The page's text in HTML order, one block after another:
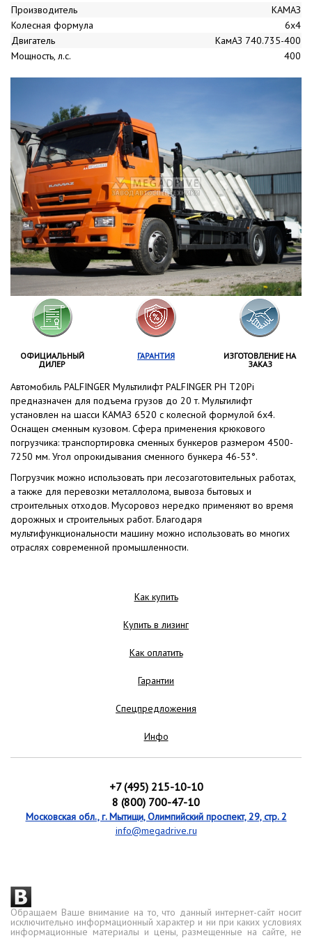
Производитель
КАМАЗ
Колесная формула
6x4
Двигатель
КамАЗ 740.735-400
Мощность, л.с.
400
ОФИЦИАЛЬНЫЙ
ДИЛЕР
ГАРАНТИЯ
ИЗГОТОВЛЕНИЕ НА
ЗАКАЗ
Автомобиль PALFINGER Мультилифт PALFINGER PH T20Pi
предназначен для подъема грузов до 20 т. Мультилифт
установлен на шасси КАМАЗ 6520 с колесной формулой 6x4.
Оснащен сменным кузовом. Сфера применения крюкового
погрузчика: транспортировка сменных бункеров размером 4500-
7250 мм. Угол опрокидывания сменного бункера 46-53°.
Погрузчик можно использовать при лесозаготовительных работах,
а также для перевозки металлолома, вывоза бытовых и
строительных отходов. Мусоровоз нередко применяют во время
дорожных и строительных работ. Благодаря
мультифункциональности машину можно использовать во многих
отраслях современной промышленности.
Как купить
Купить в лизинг
Как оплатить
Гарантии
Спецпредложения
Инфо
+7 (495) 215-10-10
8 (800) 700-47-10
Московская обл., г. Мытищи, Олимпийский проспект, 29, стр. 2
info@megadrive.ru
Обращаем Ваше внимание на то, что данный интернет-сайт носит
исключительно информационный характер и ни при каких условиях
информационные материалы и цены, размещенные на сайте, не